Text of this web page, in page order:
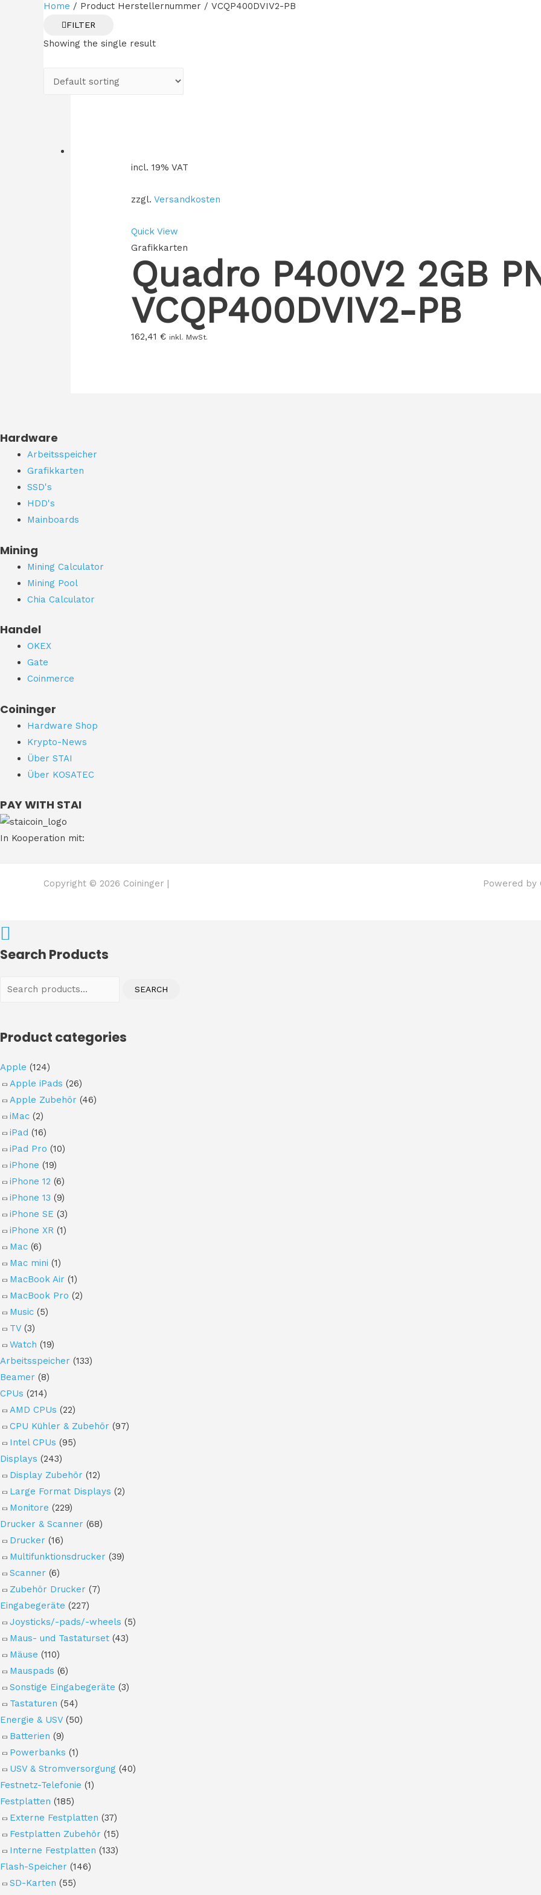
Home / Product Herstellernummer / VCQP400DVIV2-PB
FILTER
Showing the single result
incl. 19% VAT
zzgl.Versandkosten
Quick View
Grafikkarten
Quadro P400V2 2GB
VCQP400DVIV2-PB
162,41€ inkl. MwSt.
Hardware
Arbeitsspeicher
Grafikkarten
SSD's
HDD's
Mainboards
Mining
Mining Calculator
Mining Pool
Chia Calculator
Handel
OKEX
Gate
Coinmerce
Coininger
Hardware Shop
Krypto-News
Über STAI
Über KOSATEC
PAY WITH STAI
In Kooperation mit:
Copyright © 2026 Coininger | Powered by
Search Products
Search
SEARCH
Product categories
Apple (124)
Apple iPads (26)
Apple Zubehör (46)
iMac (2)
iPad (16)
iPad Pro (10)
iPhone (19)
iPhone 12 (6)
iPhone 13 (9)
iPhone SE (3)
iPhone XR (1)
Mac (6)
Mac mini (1)
MacBook Air (1)
MacBook Pro (2)
Music (5)
TV (3)
Watch (19)
Arbeitsspeicher (133)
Beamer (8)
CPUs (214)
AMD CPUs (22)
CPU Kühler & Zubehör (97)
Intel CPUs (95)
Displays (243)
Display Zubehör (12)
Large Format Displays (2)
Monitore (229)
Drucker & Scanner (68)
Drucker (16)
Multifunktionsdrucker (39)
Scanner (6)
Zubehör Drucker (7)
Eingabegeräte (227)
Joysticks/-pads/-wheels (5)
Maus- und Tastaturset (43)
Mäuse (110)
Mauspads (6)
Sonstige Eingabegeräte (3)
Tastaturen (54)
Energie & USV (50)
Batterien (9)
Powerbanks (1)
USV & Stromversorgung (40)
Festnetz-Telefonie (1)
Festplatten (185)
Externe Festplatten (37)
Festplatten Zubehör (15)
Interne Festplatten (133)
Flash-Speicher (146)
SD-Karten (55)